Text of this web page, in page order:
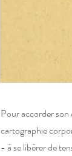
Pour accorder son
cartographie
- à se libérer de